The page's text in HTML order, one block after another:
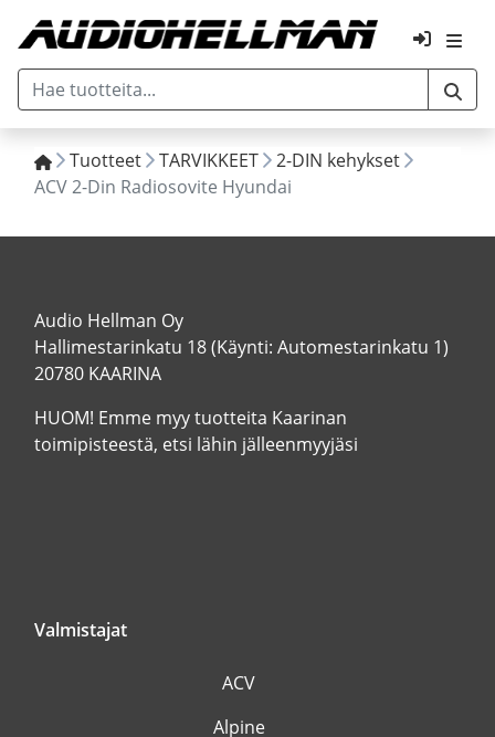
Tuotteet TARVIKKEET
2-DIN kehykset
ACV 2-Din Radiosovite Hyundai
Audio Hellman Oy
Hallimestarinkatu 18 (Käynti: Automestarinkatu 1)
20780 KAARINA
HUOM! Emme myy tuotteita Kaarinan
toimipisteestä, etsi lähin jälleenmyyjäsi
Valmistajat
ACV
Alpine